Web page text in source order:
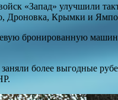
«Запад» улучшили
Дроновка, Крымки и
бронированную
более выгодные